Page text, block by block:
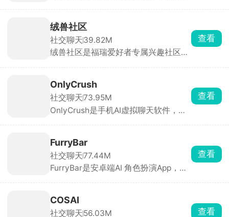
乐型陪玩唠嗑整活。也有非游戏陪伴选
择，语音视频聊天、声优哄睡、早起叫
醒、唱歌才艺表演、虚拟恋人体验，直
接给心仪的陪玩下单，平台派单速度
绒兽社区
社交聊天39.82M
绒兽社区是福瑞爱好者专属兴趣社区，
很顺畅。画师可以上架稿件接单，普通
玩家可以发布作品，圈内创作供需对接
很直接。圈内同好聚集度很高，不用在
综合平台费劲找同好。
查看
OnlyCrush
社交聊天73.95M
OnlyCrush是手机AI虚拟聊天软件，广
教，挑一个感兴趣的直接开聊。免费基
础对话没有严格次数限制，闲暇闲聊完
全够用。还有夜间电台讲故事、念文
案，熬夜、失眠的时候用来放松助眠刚
查看
FurryBar
社交聊天77.44M
FurryBar是安卓端AI 角色扮演App，中
险，也能在社区里晒自己的绘画、兽
装、写作和梗图，整体氛围偏二次元、
查看
COSAI
社交聊天56.03M
查看